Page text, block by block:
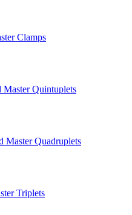
Clamps
Master Quintuplets
Master Quadruplets
Triplets